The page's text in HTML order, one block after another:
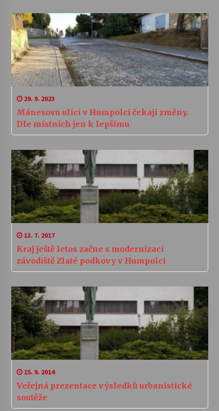
29. 9. 2023
Mánesovu ulici v Humpolci čekají změny.
Dle místních jen k lepšímu
13. 7. 2017
Kraj ještě letos začne s modernizací
závodiště Zlaté podkovy v Humpolci
15. 9. 2014
Veřejná prezentace výsledků urbanistické
soutěže